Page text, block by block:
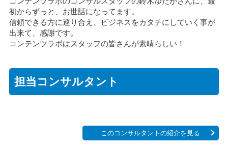
初からずっと、お世話になってます。
信頼できる方に巡り合え、ビジネスをカタチにしていく事が
出来て、感謝です。
コンテンツラボはスタッフの皆さんが素晴らしい！
担当コンサルタント
このコンサルタントの紹介を見る